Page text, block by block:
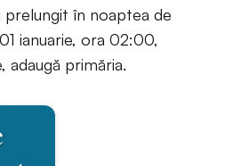
în noaptea de
ianuarie, ora 02:00,
primăria.